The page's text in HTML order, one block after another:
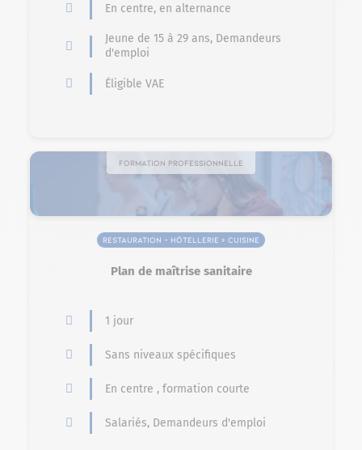
En centre, en alternance
Jeune de 15 à 29 ans, Demandeurs
d'emploi
Éligible VAE
Formation professionnelle
Restauration – Hôtellerie > Cuisine
Plan de maîtrise sanitaire
1 jour
Sans niveaux spécifiques
En centre , formation courte
Salariés, Demandeurs d'emploi